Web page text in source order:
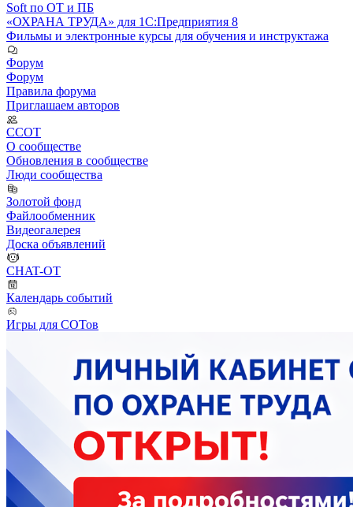
Soft по ОТ и ПБ
«ОХРАНА ТРУДА» для 1С:Предприятия 8
Фильмы и электронные курсы для обучения и инструктажа
Форум
Форум
Правила форума
Приглашаем авторов
ССОТ
О сообществе
Обновления в сообществе
Люди сообщества
Золотой фонд
Файлообменник
Видеогалерея
Доска объявлений
CHAT-OT
Календарь событий
Игры для СОТов